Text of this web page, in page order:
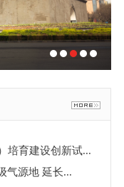
培育建设创新试...
气源地 延长...